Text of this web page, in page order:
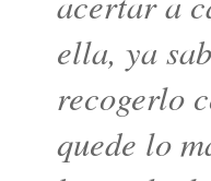
ella, ya
recogerlo
quede lo